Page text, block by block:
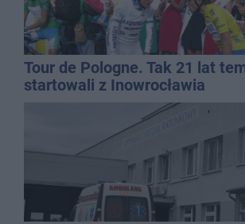
Tour de Pologne. Tak 21 lat
startowali z Inowrocławia